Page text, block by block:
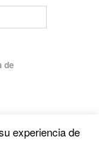
de
experiencia de